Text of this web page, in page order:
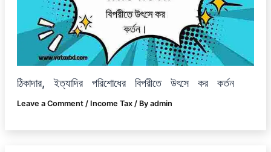
ঠিকাদার, ইত্যাদির পরিশোধের বিপরীতে উৎসে কর কর্তন
Leave a Comment / Income Tax/ By admin